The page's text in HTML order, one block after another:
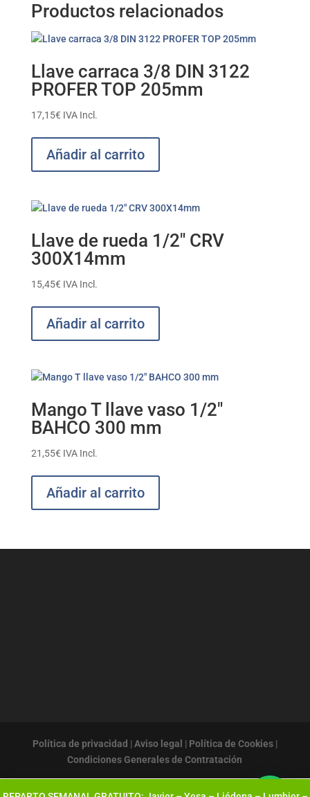
Productos relacionados
Llave carraca 3/8 DIN 3122
PROFER TOP 205mm
17,15€ IVA Incl.
Añadir al carrito
Llave de rueda 1/2″ CRV
300X14mm
15,45€ IVA Incl.
Añadir al carrito
Mango T llave vaso 1/2″
BAHCO 300 mm
21,55€ IVA Incl.
Añadir al carrito
Política de privacidad | Aviso legal | Política de Cookies|
Condiciones Generales de Contratación